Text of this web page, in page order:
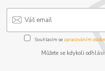
Souhlasím se zpracováním
Můžete se kdykoli